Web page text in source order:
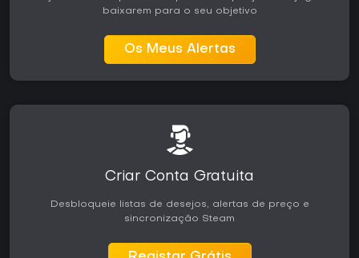
baixarem para o seu objetivo
Os Meus Alertas
Criar Conta Gratuita
Desbloqueie listas de desejos, alertas de preço e
sincronização Steam